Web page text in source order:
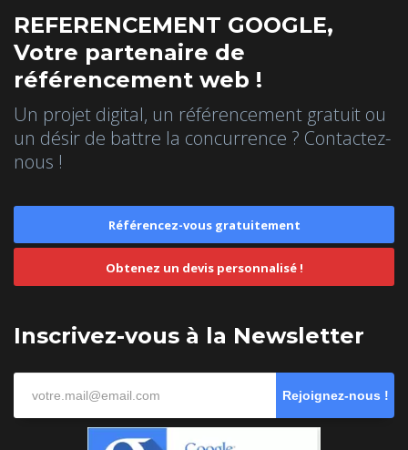
REFERENCEMENT GOOGLE,
Votre partenaire de
référencement web !
Un projet digital, un référencement gratuit ou
un désir de battre la concurrence ? Contactez-
nous !
Référencez-vous gratuitement
Obtenez un devis personnalisé !
Inscrivez-vous à la Newsletter
Rejoignez-nous !